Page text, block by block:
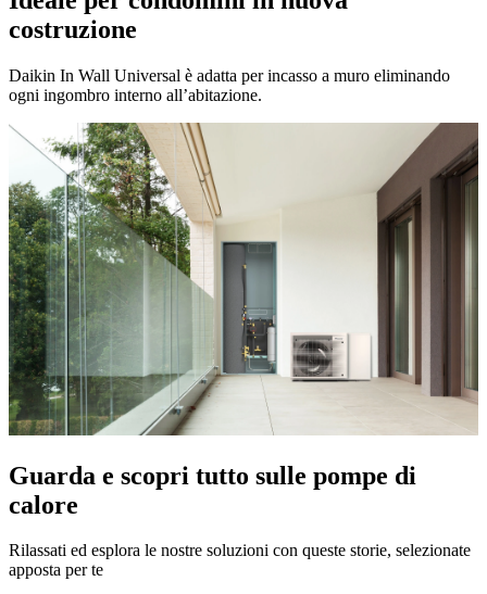
costruzione
Daikin In Wall Universal è adatta per incasso a muro eliminando
ogni ingombro interno all’abitazione.
Guarda e scopri tutto sulle pompe di
calore
Rilassati ed esplora le nostre soluzioni con queste storie, selezionate
apposta per te